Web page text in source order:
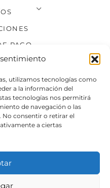
utilizamos tecnologías como
a la información del
tecnologías nos permitirá
de navegación o las
No consentir o retirar el
a ciertas
PAGO